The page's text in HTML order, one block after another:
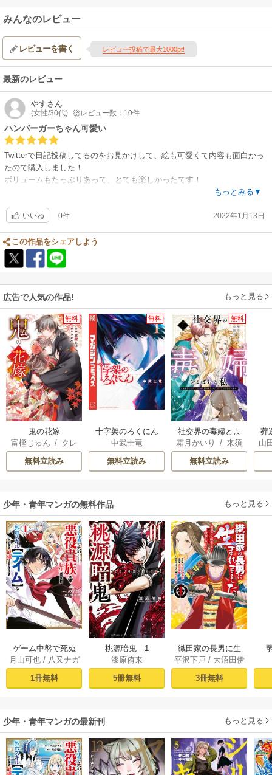
みんなのレビュー
レビューを書く レビュー投稿で最大1000pt!
最新のレビュー
やすさん
(女性/30代) 総レビュー数：10件
ハンバーガーちゃん可愛い
Twitterで日記投稿してるのをお見かけして、絵も可愛くて内容も面白かっ
たので購入しました！
ボリュームもたっぷりあって、とても楽しかったです！
もっとみる▼
いいね 0件 2022年1月13日
この作品をシェアしよう
広告で人気の作品! もっと見る
無料
鬼の花嫁
富樫じゅん / クレ
ハ
無料立読み
無料
十字架のろくにん
中武士竜
無料立読み
無料
社交界の毒婦とよ
ばれる私～素敵な
辺境伯令息に腕を
折られたので、責
す～
霜月かいり /来須
みかん
無料立読み
葬
山
少年・青年マンガの無料作品 もっと見る
ゲーム中盤で死ぬ
悪役貴族に転生し
たので、外れスキ
ル【テイム】を駆
してみた（１）
月山可也/ 八又ナガ
1冊無料
桃源暗鬼 1
漆原侑来
5冊無料
織田家の長男に生
まれました～戦国
時代に転生したけ
ど、死にたくない
ます～ 1
平沢下戸 / 大沼田伊
逸見兎歌
3冊無料
少年・青年マンガの最新刊 もっと見る